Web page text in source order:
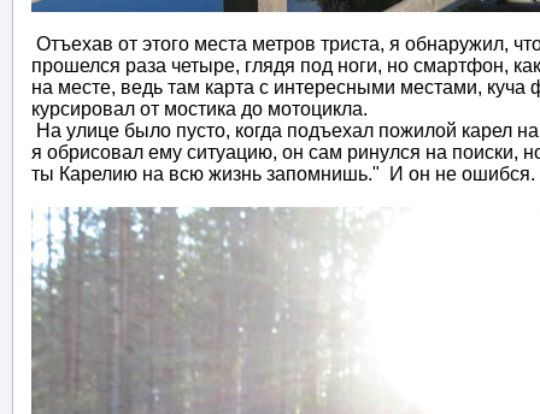
Отъехав от этого места метров триста, я обнаружил,
прошелся раза четыре, глядя под ноги, но смартфон,
на месте, ведь там карта с интересными местами,
курсировал от мостика до мотоцикла.
На улице было пусто, когда подъехал пожилой карел
я обрисовал ему ситуацию, он сам ринулся на поиски,
ты Карелию на всю жизнь запомнишь." И он не ошибся.